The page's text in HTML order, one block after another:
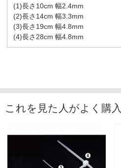
(1)長さ10cm 幅2.4mm
(2)長さ14cm 幅3.3mm
(3)長さ19cm 幅4.8mm
(4)長さ28cm 幅4.8mm
これを見た人がよく購